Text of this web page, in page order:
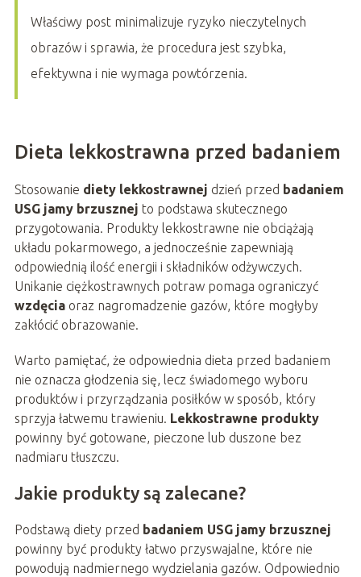
Właściwy post minimalizuje ryzyko nieczytelnych
obrazów i sprawia, że procedura jest szybka,
efektywna i nie wymaga powtórzenia.
Dieta lekkostrawna przed badaniem
Stosowanie diety lekkostrawnej dzień przed badaniem
USG jamy brzusznej to podstawa skutecznego
przygotowania. Produkty lekkostrawne nie obciążają
układu pokarmowego, a jednocześnie zapewniają
odpowiednią ilość energii i składników odżywczych.
Unikanie ciężkostrawnych potraw pomaga ograniczyć
wzdęciaoraz nagromadzenie gazów, które mogłyby
zakłócić obrazowanie.
Warto pamiętać, że odpowiednia dieta przed badaniem
nie oznacza głodzenia się, lecz świadomego wyboru
produktów i przyrządzania posiłków w sposób, który
sprzyja łatwemu trawieniu. Lekkostrawne produkty
powinny być gotowane, pieczone lub duszone bez
nadmiaru tłuszczu.
Jakie produkty są zalecane?
Podstawą diety przed badaniem USG jamy brzusznej
powinny być produkty łatwo przyswajalne, które nie
powodują nadmiernego wydzielania gazów. Odpowiednio